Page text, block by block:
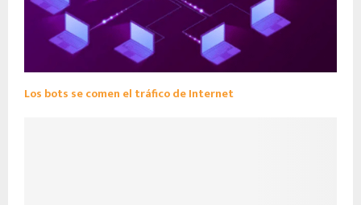
Los bots se comen el tráfico de Internet